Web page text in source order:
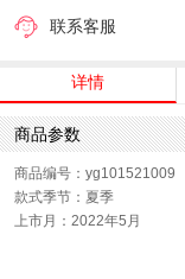
联系客服
详情
商品参数
商品编号：yg101521009
款式季节：夏季
上市月：2022年5月